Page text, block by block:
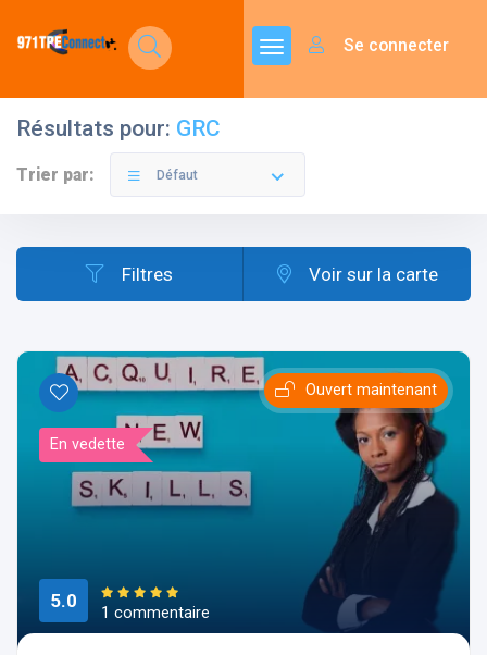
Se connecter
Résultats pour: GRC
Trier par: Défaut
Filtres Voir sur la carte
En vedette
Ouvert maintenant
5.0
1 commentaire